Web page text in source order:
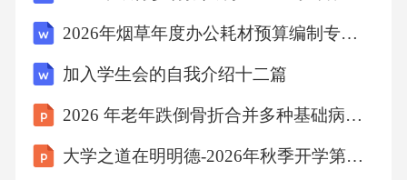
Ⅰ
前言
2026年烟草年度办公耗材预算编制专员烟草公司招聘考试笔试试题（含答案）
加入学生会的自我介绍十二篇
2026 年老年跌倒骨折合并多种基础病护理个案分享
大学之道在明明德-2026年秋季开学第一课